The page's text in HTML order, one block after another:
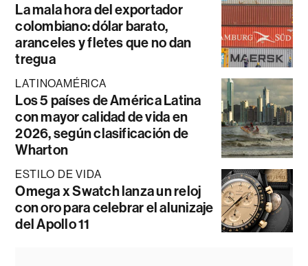
La mala hora del exportador
colombiano: dólar barato,
aranceles y fletes que no dan
tregua
LATINOAMÉRICA
Los 5 países de América Latina
con mayor calidad de vida en
2026, según clasificación de
Wharton
ESTILO DE VIDA
Omega x Swatch lanza un reloj
con oro para celebrar el alunizaje
del Apollo 11